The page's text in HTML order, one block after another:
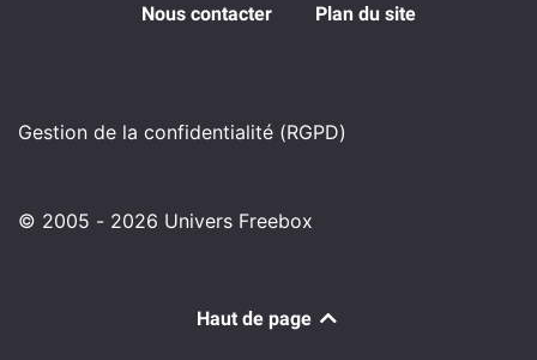
Nous contacter Plan du site
Gestion de la confidentialité (RGPD)
© 2005 - 2026 Univers Freebox
Haut de page